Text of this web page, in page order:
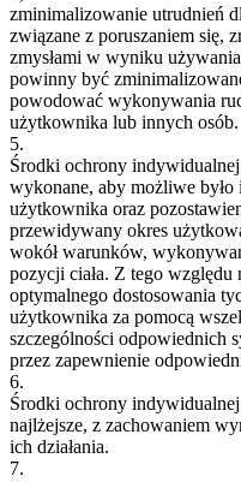
zminimalizowanie utrudnień
związane z poruszaniem się,
zmysłami w wyniku
powinny być
powodować wykonywania
użytkownika lub innych osób.
5.
Środki ochrony
wykonane, aby możliwe było
użytkownika oraz
przewidywany okres
wokół warunków,
pozycji ciała. Z tego
optymalnego dostosowania
użytkownika za pomocą
szczególności odpowiednich
przez zapewnienie
6.
Środki ochrony
najlżejsze, z zachowaniem
ich działania.
7.